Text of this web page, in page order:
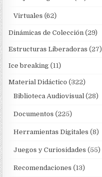
Virtuales (62)
Dinámicas de Colección (29)
Estructuras Liberadoras (27)
Ice breaking (11)
Material Didáctico (322)
Biblioteca Audiovisual (28)
Documentos (225)
Herramientas Digitales (8)
Juegos y Curiosidades (55)
Recomendaciones (13)